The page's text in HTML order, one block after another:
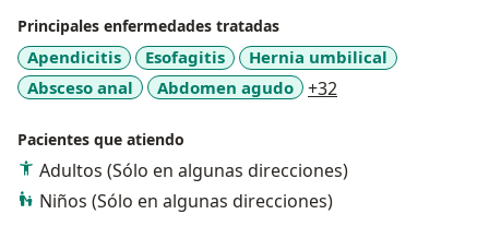
Principales enfermedades tratadas
Apendicitis Esofagitis
Hernia umbilical
Absceso anal
Abdomen agudo +32
Pacientes que atiendo
Adultos (Sólo en algunas direcciones)
Niños (Sólo en algunas direcciones)